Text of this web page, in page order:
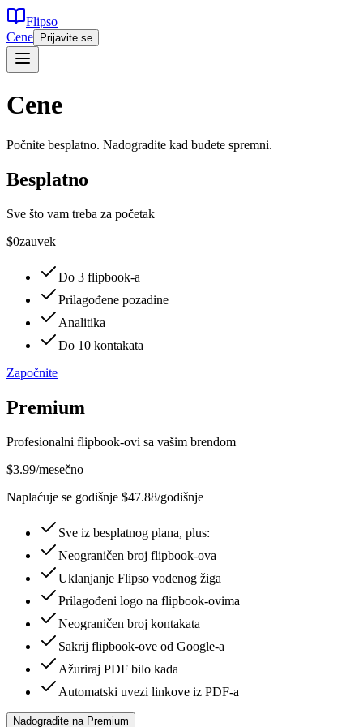
Flipso
Cene
Prijavite se
Cene
Počnite besplatno. Nadogradite kad budete spremni.
Besplatno
Sve što vam treba za početak
$0zauvek
Do 3 flipbook-a
Prilagođene pozadine
Analitika
Do 10 kontakata
Započnite
Premium
Profesionalni flipbook-ovi sa vašim brendom
$3.99/mesečno
Naplaćuje se godišnje $47.88/godišnje
Sve iz besplatnog plana, plus:
Neograničen broj flipbook-ova
Uklanjanje Flipso vodenog žiga
Prilagođeni logo na flipbook-ovima
Neograničen broj kontakata
Sakrij flipbook-ove od Google-a
Ažuriraj PDF bilo kada
Automatski uvezi linkove iz PDF-a
Nadogradite na Premium